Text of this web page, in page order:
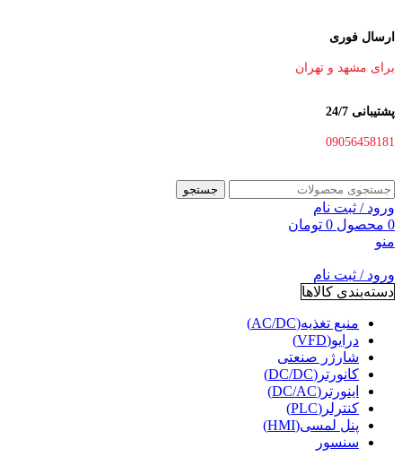
ارسال فوری
برای مشهد و تهران
پشتیبانی 24/7
09056458181
جستجو
ورود / ثبت نام
0 محصول 0 تومان
منو
ورود / ثبت نام
دسته‌بندی کالاها
منبع تغذیه(AC/DC)
درایو(VFD)
شارژر صنعتی
کانورتر(DC/DC)
اینورتر(DC/AC)
کنترلر(PLC)
پنل لمسی(HMI)
سنسور